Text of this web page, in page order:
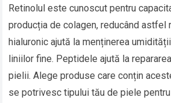
Retinolul este cunoscut pentru
producția de colagen, reducând astfel
hialuronic ajută la menținerea
liniilor fine. Peptidele ajută la
pielii. Alege produse care conțin
se potrivesc tipului tău de piele